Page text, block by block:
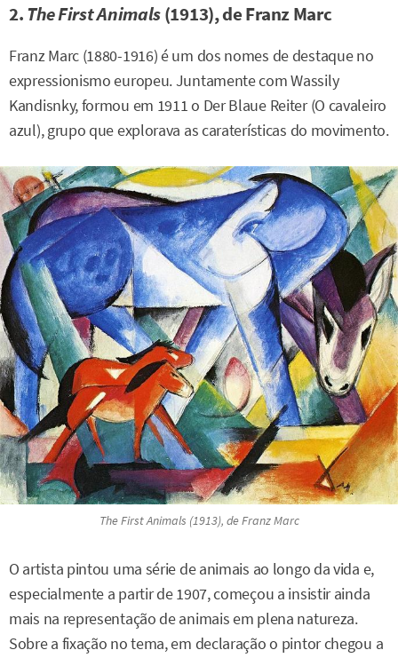
2.The First Animals(1913), de Franz Marc
Franz Marc (1880-1916) é um dos nomes de destaque no
expressionismo europeu. Juntamente com Wassily
Kandisnky, formou em 1911 o Der Blaue Reiter (O cavaleiro
azul), grupo que explorava as caraterísticas do movimento.
The First Animals (1913), de Franz Marc
O artista pintou uma série de animais ao longo da vida e,
especialmente a partir de 1907, começou a insistir ainda
mais na representação de animais em plena natureza.
Sobre a fixação no tema, em declaração o pintor chegou a